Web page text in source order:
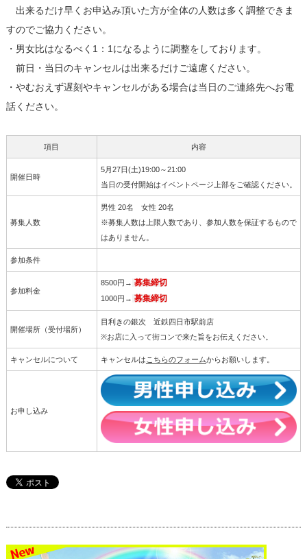
出来るだけ早くお申込み頂いた方が全体の人数は多く調整できま
すのでご協力ください。
・男女比はなるべく1：1になるように調整をしております。
前日・当日のキャンセルは出来るだけご遠慮ください。
・やむおえず遅刻やキャンセルがある場合は当日のご連絡先へお電
話ください。
項目 内容
開催日時
5月27日(土)19:00～21:00
当日の受付開始はイベントページ上部をご確認ください。
募集人数
男性 20名 女性 20名
※募集人数は上限人数であり、参加人数を保証するもので
はありません。
参加条件
参加料金
8500円→ 募集締切
1000円→ 募集締切
開催場所（受付場所）
目利きの銀次 近鉄四日市駅前店
※お店に入って街コンで来た旨をお伝えください。
キャンセルについて キャンセルは こちらのフォームからお願いします。
お申し込み